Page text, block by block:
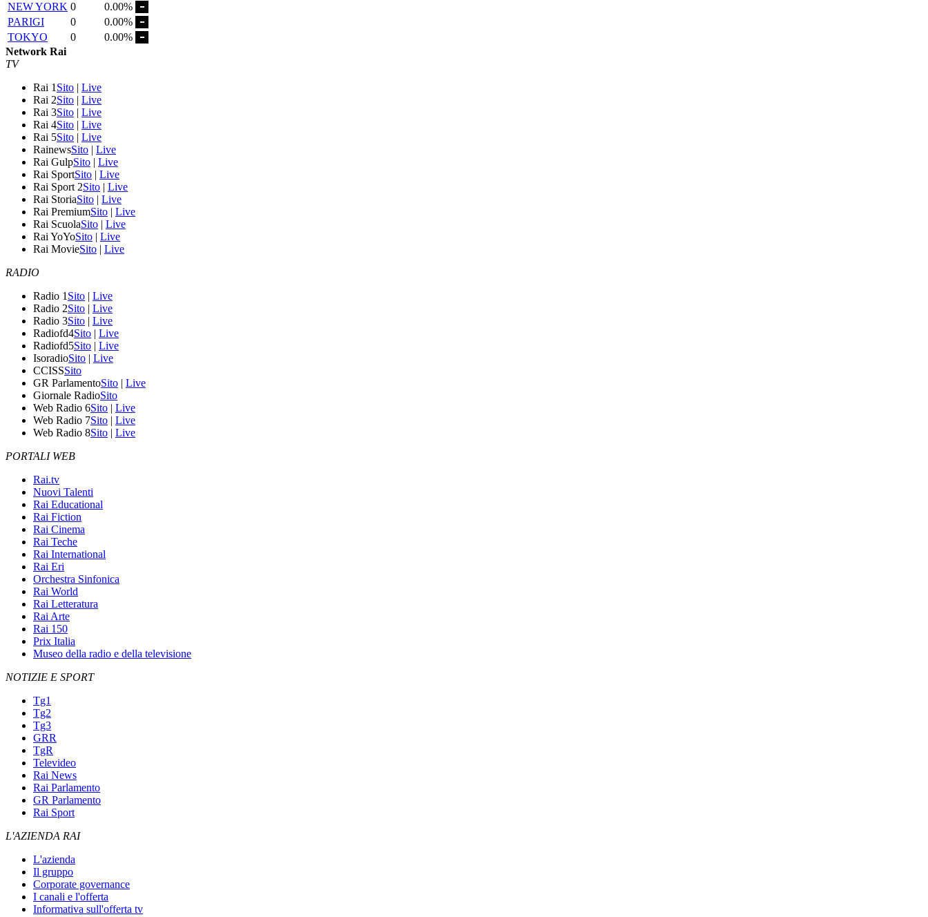
NEW YORK 0
0.00%
PARIGI
0
0.00%
TOKYO
0
0.00%
Network Rai
TV
Rai 1 Sito | Live
Rai 2Sito | Live
Rai 3Sito | Live
Rai 4Sito | Live
Rai 5Sito | Live
RainewsSito | Live
Rai GulpSito | Live
Rai SportSito | Live
Rai Sport 2Sito | Live
Rai StoriaSito | Live
Rai PremiumSito | Live
Rai ScuolaSito | Live
Rai YoYoSito | Live
Rai MovieSito | Live
RADIO
Radio 1 Sito | Live
Radio 2Sito | Live
Radio 3Sito | Live
Radiofd4Sito | Live
Radiofd5Sito | Live
IsoradioSito | Live
CCISSSito
GR ParlamentoSito | Live
Giornale RadioSito
Web Radio 6Sito | Live
Web Radio 7Sito | Live
Web Radio 8Sito | Live
PORTALI WEB
Rai.tv
Nuovi Talenti
Rai Educational
Rai Fiction
Rai Cinema
Rai Teche
Rai International
Rai Eri
Orchestra Sinfonica
Rai World
Rai Letteratura
Rai Arte
Rai 150
Prix Italia
Museo della radio e della televisione
NOTIZIE E SPORT
Tg1
Tg2
Tg3
GRR
TgR
Televideo
Rai News
Rai Parlamento
GR Parlamento
Rai Sport
L'AZIENDA RAI
L'azienda
Il gruppo
Corporate governance
I canali e l'offerta
Informativa sull'offerta tv